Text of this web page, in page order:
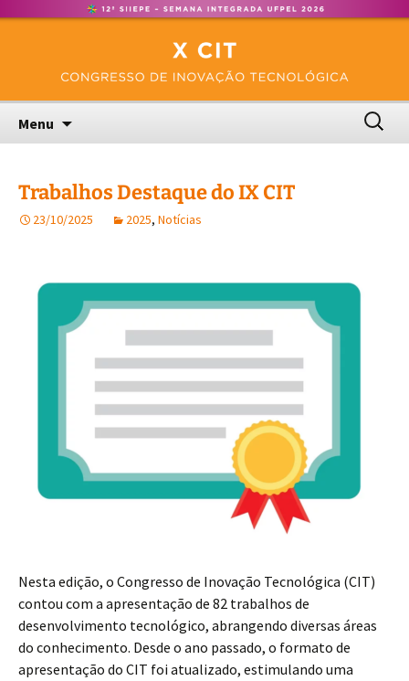
CIT
Congresso de Inovação Tecnológica – UFPel
Menu
por:
Trabalhos Destaque do IX CIT
23/10/2025 2025, Notícias
Nesta edição, o Congresso de Inovação Tecnológica (CIT)
contou com a apresentação de 82 trabalhos de
desenvolvimento tecnológico, abrangendo diversas áreas
do conhecimento. Desde o ano passado, o formato de
apresentação do CIT foi atualizado, estimulando uma